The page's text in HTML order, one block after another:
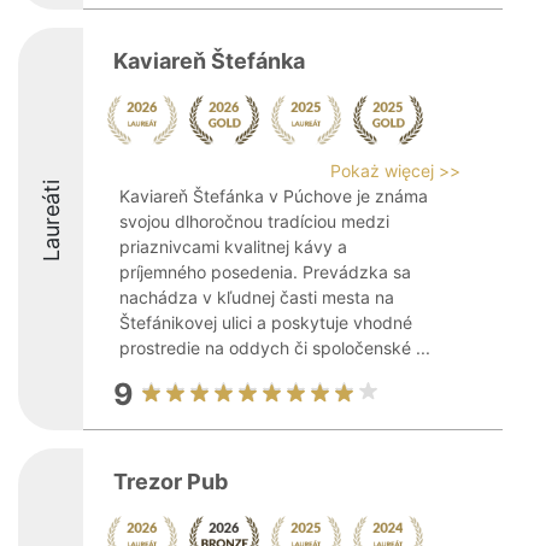
Laureáti
Kaviareň Štefánka
Pokaż więcej >>
Kaviareň Štefánka v Púchove je známa
svojou dlhoročnou tradíciou medzi
priaznivcami kvalitnej kávy a
príjemného posedenia. Prevádzka sa
nachádza v kľudnej časti mesta na
Štefánikovej ulici a poskytuje vhodné
prostredie na oddych či spoločenské ...
9
Trezor Pub